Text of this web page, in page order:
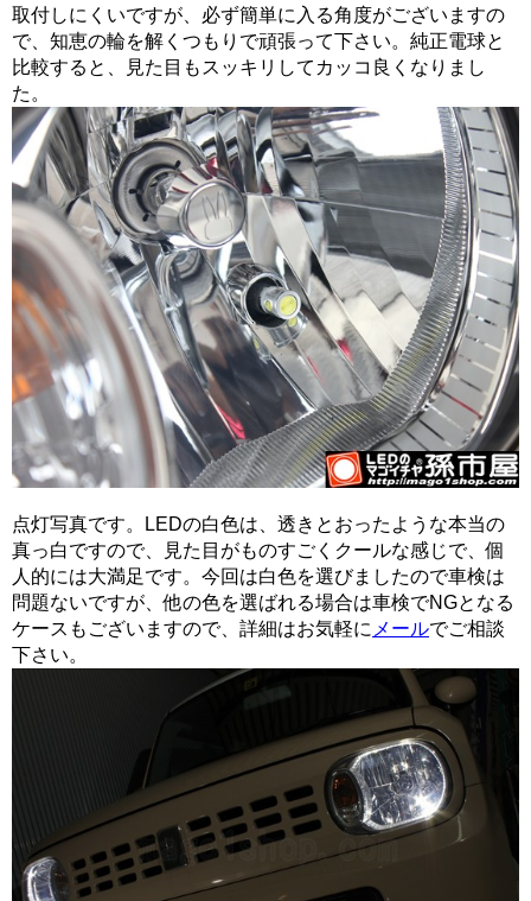
取付しにくいですが、必ず簡単に入る角度がございますの
で、知恵の輪を解くつもりで頑張って下さい。純正電球と
比較すると、見た目もスッキリしてカッコ良くなりまし
た。
点灯写真です。LEDの白色は、透きとおったような本当の
真っ白ですので、見た目がものすごくクールな感じで、個
人的には大満足です。今回は白色を選びましたので車検は
問題ないですが、他の色を選ばれる場合は車検でNGとなる
ケースもございますので、詳細はお気軽に メールでご相談
下さい。